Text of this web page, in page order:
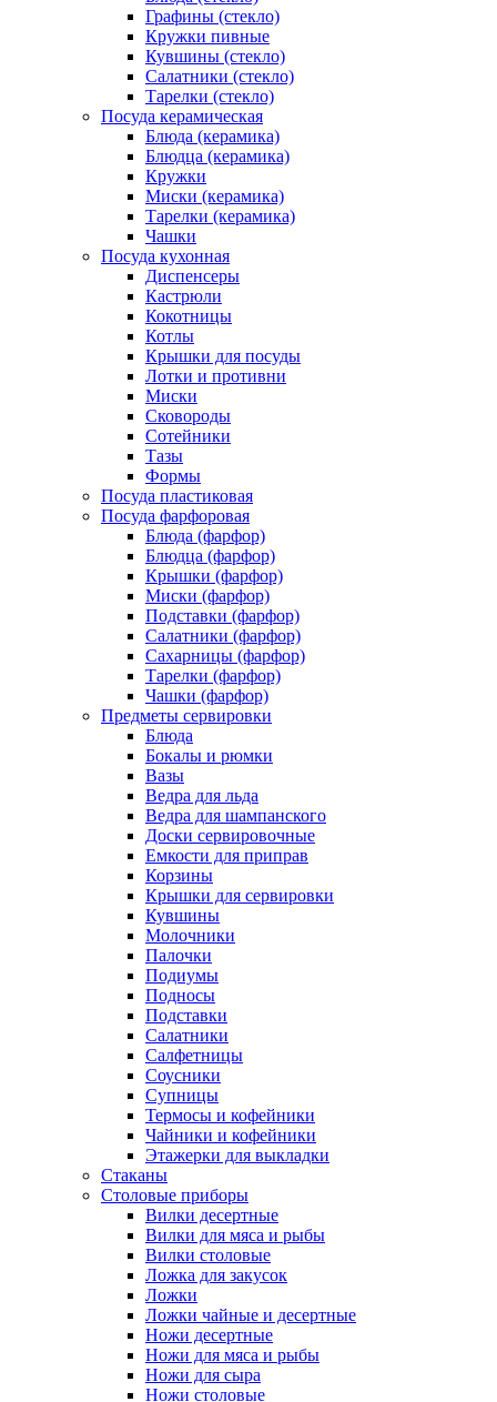
Графины (стекло)
Кружки пивные
Кувшины (стекло)
Салатники (стекло)
Тарелки (стекло)
Посуда керамическая
Блюда (керамика)
Блюдца (керамика)
Кружки
Миски (керамика)
Тарелки (керамика)
Чашки
Посуда кухонная
Диспенсеры
Кастрюли
Кокотницы
Котлы
Крышки для посуды
Лотки и противни
Миски
Сковороды
Сотейники
Тазы
Формы
Посуда пластиковая
Посуда фарфоровая
Блюда (фарфор)
Блюдца (фарфор)
Крышки (фарфор)
Миски (фарфор)
Подставки (фарфор)
Салатники (фарфор)
Сахарницы (фарфор)
Тарелки (фарфор)
Чашки (фарфор)
Предметы сервировки
Блюда
Бокалы и рюмки
Вазы
Ведра для льда
Ведра для шампанского
Доски сервировочные
Емкости для приправ
Корзины
Крышки для сервировки
Кувшины
Молочники
Палочки
Подиумы
Подносы
Подставки
Салатники
Салфетницы
Соусники
Супницы
Термосы и кофейники
Чайники и кофейники
Этажерки для выкладки
Стаканы
Столовые приборы
Вилки десертные
Вилки для мяса и рыбы
Вилки столовые
Ложка для закусок
Ложки
Ложки чайные и десертные
Ножи десертные
Ножи для мяса и рыбы
Ножи для сыра
Ножи столовые